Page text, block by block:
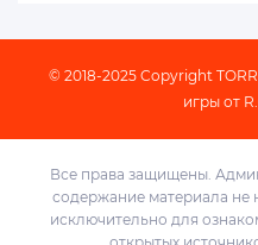
© 2018-2025 Copyright
игры от
Все права защищены.
содержание материала не
исключительно для